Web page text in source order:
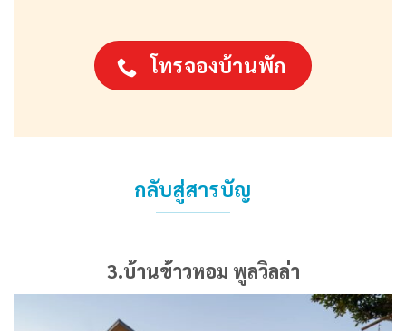
โทรจองบ้านพัก
กลับสู่สารบัญ
3.บ้านข้าวหอม พูลวิลล่า